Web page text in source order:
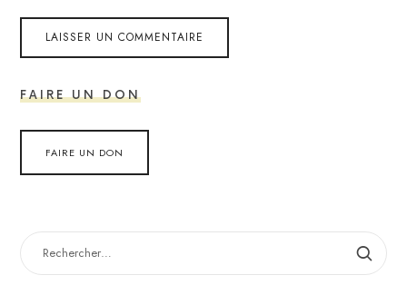
FAIRE UN DON
FAIRE UN DON
RECHERCHER :